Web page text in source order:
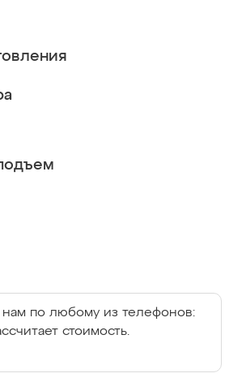
по любому из телефонов:
стоимость.